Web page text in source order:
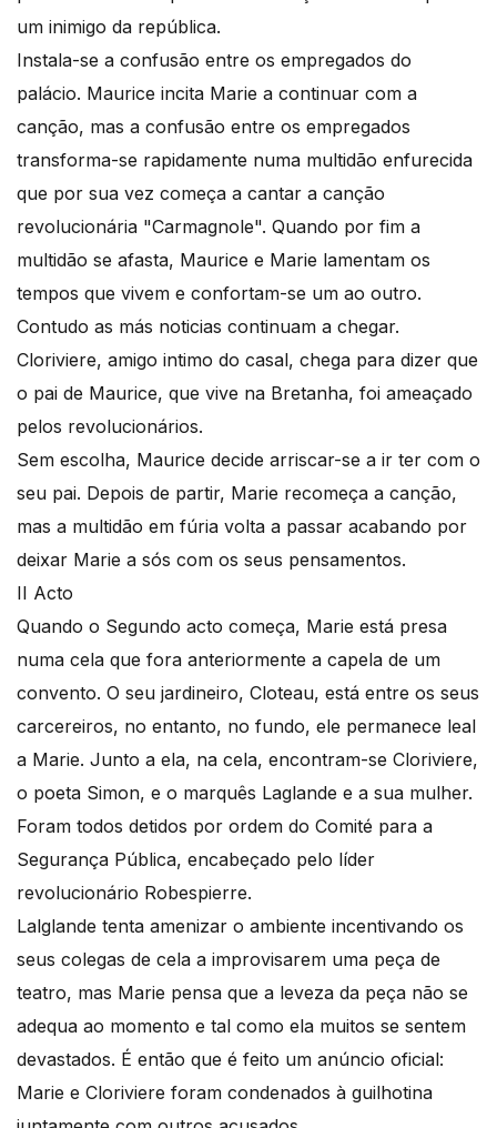
um inimigo da república.
Instala-se a confusão entre os empregados do
palácio. Maurice incita Marie a continuar com a
canção, mas a confusão entre os empregados
transforma-se rapidamente numa multidão enfurecida
que por sua vez começa a cantar a canção
revolucionária "Carmagnole". Quando por fim a
multidão se afasta, Maurice e Marie lamentam os
tempos que vivem e confortam-se um ao outro.
Contudo as más noticias continuam a chegar.
Cloriviere, amigo intimo do casal, chega para dizer que
o pai de Maurice, que vive na Bretanha, foi ameaçado
pelos revolucionários.
Sem escolha, Maurice decide arriscar-se a ir ter com o
seu pai. Depois de partir, Marie recomeça a canção,
mas a multidão em fúria volta a passar acabando por
deixar Marie a sós com os seus pensamentos.
II Acto
Quando o Segundo acto começa, Marie está presa
numa cela que fora anteriormente a capela de um
convento. O seu jardineiro, Cloteau, está entre os seus
carcereiros, no entanto, no fundo, ele permanece leal
a Marie. Junto a ela, na cela, encontram-se Cloriviere,
o poeta Simon, e o marquês Laglande e a sua mulher.
Foram todos detidos por ordem do Comité para a
Segurança Pública, encabeçado pelo líder
revolucionário Robespierre.
Lalglande tenta amenizar o ambiente incentivando os
seus colegas de cela a improvisarem uma peça de
teatro, mas Marie pensa que a leveza da peça não se
adequa ao momento e tal como ela muitos se sentem
devastados. É então que é feito um anúncio oficial:
Marie e Cloriviere foram condenados à guilhotina